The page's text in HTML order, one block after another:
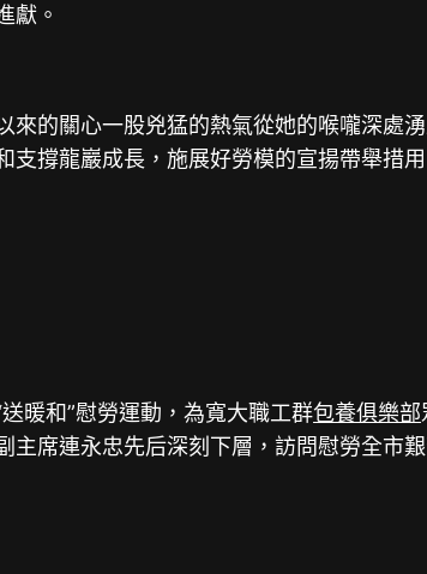
獻。
關心一股兇猛的熱氣從她的喉嚨深處
撐龍巖成長，施展好勞模的宣揚帶舉措
暖和”慰勞運動，為寬大職工群包養俱樂部
席連永忠先后深刻下層，訪問慰勞全市